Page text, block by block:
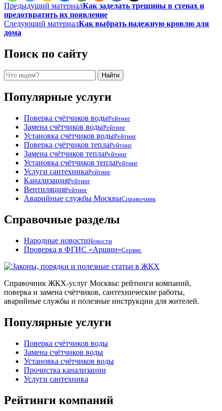
Навигация
по
записям
Предыдущий материалКак заделать трещины в стенах и
предотвратить их появление
Следующий материалКак выбрать надежную кровлю для
дома
Поиск по сайту
Поиск Найти
Популярные услуги
Поверка счётчиков водыРейтинг
Замена счётчиков водыРейтинг
Установка счётчиков водыРейтинг
Поверка счётчиков теплаРейтинг
Замена счётчиков теплаРейтинг
Установка счётчиков теплаРейтинг
Услуги сантехникаРейтинг
КанализацияРейтинг
ВентиляцияРейтинг
Аварийные службы МосквыСправочник
Справочные разделы
Народные новостиНовости
Проверка в ФГИС «Аршин»Сервис
Справочник ЖКХ-услуг Москвы: рейтинги компаний,
поверка и замена счётчиков, сантехнические работы,
аварийные службы и полезные инструкции для жителей.
Популярные услуги
Поверка счётчиков воды
Замена счётчиков воды
Установка счётчиков воды
Прочистка канализации
Услуги сантехника
Рейтинги компаний